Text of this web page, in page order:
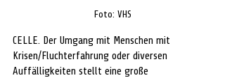
Foto: VHS
CELLE. Der Umgang mit Menschen mit
Krisen/Fluchterfahrung oder diversen
Auffälligkeiten stellt eine große